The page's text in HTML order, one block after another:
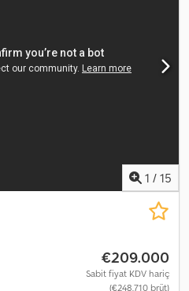
included. 📄 Want to see the
or a video? Tip: Use
details online. 💡 Why
and operators – easily
1 / 15
€209.000
Sabit fiyat KDV hariç
(€248.710 brüt)